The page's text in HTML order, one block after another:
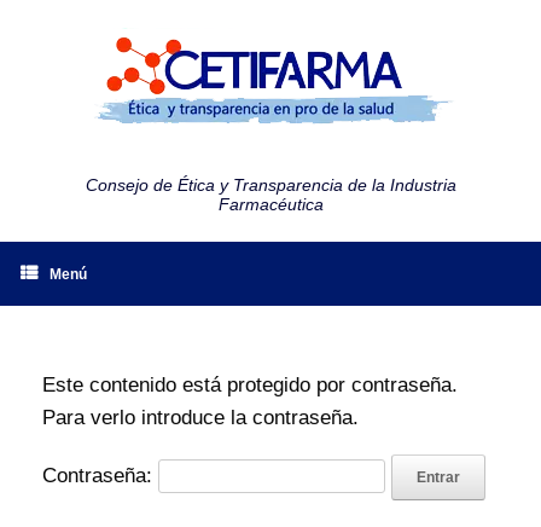
Consejo de Ética y Transparencia de la Industria
Farmacéutica
Menú
Este contenido está protegido por contraseña.
Para verlo introduce la contraseña.
Contraseña: